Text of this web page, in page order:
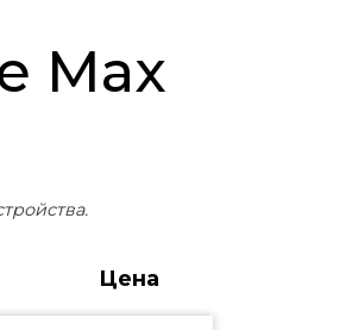
Цена